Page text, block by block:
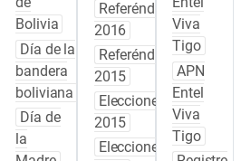
Bolivia
Día de la
bandera
boliviana
Día de
la
Referéndum
2016
Referéndum
2015
Elecciones
2015
Elecciones
Viva
Tigo
APN
Entel
Viva
Tigo